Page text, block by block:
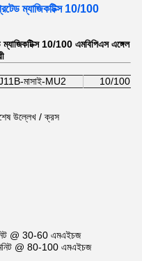
ম্যাজিকটিক্স 10/100
10/100 এমবিপিএস এঙ্গেল
মাসাই-MU2 10/100
উল্লেখ / ক্রস
@ 30-60 এমএইচজ
@ 80-100 এমএইচজ